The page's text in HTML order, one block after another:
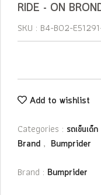
RIDE - ON
SKU : B4-B02-
Add to wishlist
Categories : รถเข็นเด็
Brand , Bumprider
Brand : Bumprider